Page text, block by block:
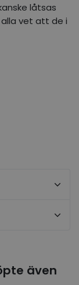
låtsas
vet att de i
även